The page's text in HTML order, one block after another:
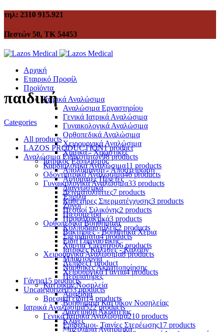
τηλ: 2310 915.921
Πεστών 50, ΤΚ 54453
Αρχική
Εταιρικό Προφίλ
Προϊόντα
Ιατρικά Αναλώσιμα
Αναλώσιμα Εργαστηρίου
Γενικά Ιατρικά Αναλώσιμα
Γυναικολογικά Αναλώσιμα
Ορθοπεδικά Αναλώσιμα
Χειρουργικά Αναλώσιμα
Χημικά - Χρωστικές
Ιατρικός Εξοπλισμός
Απολύμανση - Αποστείρωση
Αυτόματες Πιπέτες
Διαγνωστικά
Έπιπλα
Ζυγοί
Πιεσόμετρα
Ορθοπεδικά Βοηθήματα
Βακτηρίες - Βοηθητικά Χέρια
Είδη Γυμναστικής
Ιατρικές Κάλτσες - Καλσόν
Μπαστούνια
Νάρθηκες Ακινητοποίησης
Περιπατήρες
Κατ'οίκον Νοσηλεία
Αμαξίδια
Βοηθήματα Κατ'οίκον Νοσηλείας
Διαχείριση Ακράτειας
Κλίνες
Μαξιλάρια Ανατομικά
παιδική
Categories
All products
LAZOS PRODUCTION1 product
Αναλώσιμα Ειδικοτήτων98 products
Καρδιολογικά Αναλώσιμα11 products
Οδοντιατρικά Αναλώσιμα46 products
Γυναικολογικά Αναλώσιμα33 products
Δειγματολήπτες7 products
Καθετήρες Σπερματέγχυσης3 products
Πεσσοί Σιλικόνης2 products
Προφυλακτικά3 products
Κολποδιαστολείς2 products
Σπειράματα4 products
Χαρτιά Υπερήχου6 products
Χειρουργικά Αναλώσιμα8 products
Λεπίδες1 product
Χειρουργικά Γάντια4 products
Γάντια15 products
Uncategorized53 products
Βρεφικά είδη14 products
Ιατρικά Αναλώσιμα522 products
Γενικά Ιατρικά Αναλώσιμα210 products
Επίδεσμοι- Ταινίες Στερέωσης17 products